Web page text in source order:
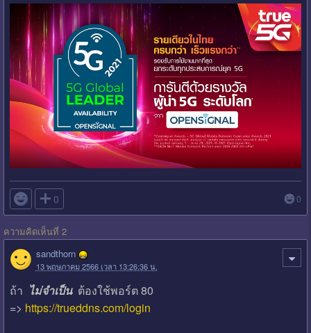
 0 0
ความคิดเห็นที่ 2
sandthorn
13 พฤษภาคม 2566 เวลา 13:26:36 น.
ถ้า ไม่จำเป็นต้องใช้พอร์ต 80
=> https://trueddns.com/login